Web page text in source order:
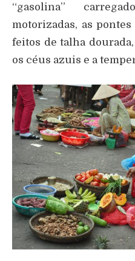
“gasolina”
motorizadas, as
feitos de talha
os céus azuis e a